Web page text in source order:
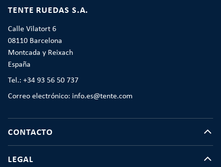
TENTE RUEDAS S.A.
Calle Vilatort 6
08110 Barcelona
Montcada y Reixach
España
Tel.: +34 93 56 50 737
Correo electrónico: info.es@tente.com
CONTACTO
LEGAL